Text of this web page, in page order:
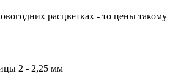
расцветках - то цены такому
2 - 2,25 мм